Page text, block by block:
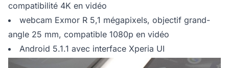
compatibilité 4K en vidéo
webcam Exmor R 5,1 mégapixels, objectif grand-
angle 25 mm, compatible 1080p en vidéo
Android 5.1.1 avec interface Xperia UI